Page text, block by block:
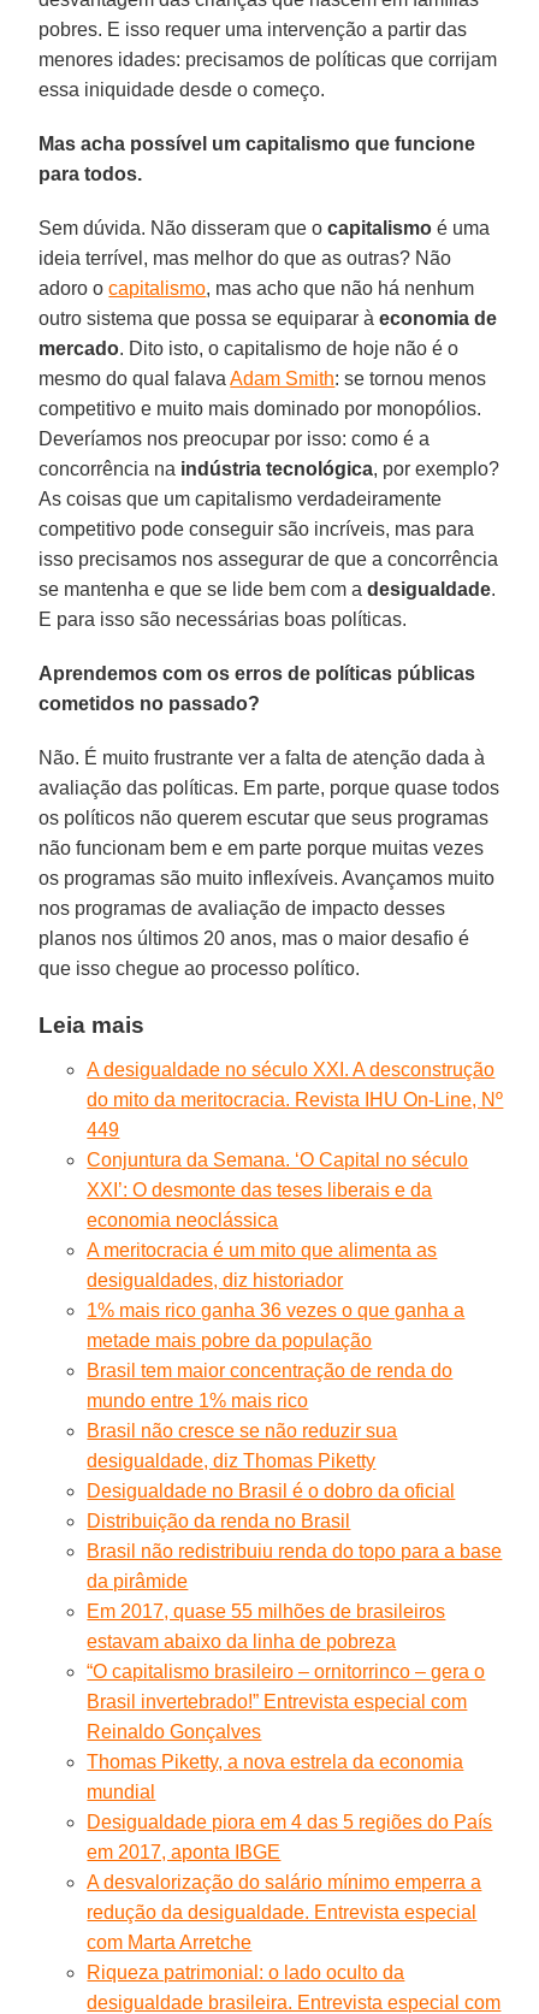
pobres. E isso requer uma intervenção a partir das
menores idades: precisamos de políticas que corrijam
essa iniquidade desde o começo.
Mas acha possível um capitalismo que funcione
para todos.
Sem dúvida. Não disseram que ocapitalismo é uma
ideia terrível, mas melhor do que as outras? Não
adoro ocapitalismo, mas acho que não há nenhum
outro sistema que possa se equiparar àeconomia de
mercado. Dito isto, o capitalismo de hoje não é o
mesmo do qual falavaAdam Smith: se tornou menos
competitivo e muito mais dominado por monopólios.
Deveríamos nos preocupar por isso: como é a
concorrência na indústria tecnológica, por exemplo?
As coisas que um capitalismo verdadeiramente
competitivo pode conseguir são incríveis, mas para
isso precisamos nos assegurar de que a concorrência
se mantenha e que se lide bem com adesigualdade.
E para isso são necessárias boas políticas.
Aprendemos com os erros de políticas públicas
cometidos no passado?
Não. É muito frustrante ver a falta de atenção dada à
avaliação das políticas. Em parte, porque quase todos
os políticos não querem escutar que seus programas
não funcionam bem e em parte porque muitas vezes
os programas são muito inflexíveis. Avançamos muito
nos programas de avaliação de impacto desses
planos nos últimos 20 anos, mas o maior desafio é
que isso chegue ao processo político.
Leia mais
A desigualdade no século XXI. A desconstrução
do mito da meritocracia. Revista IHU On-Line, Nº
449
Conjuntura da Semana. ‘O Capital no século
XXI’: O desmonte das teses liberais e da
economia neoclássica
A meritocracia é um mito que alimenta as
desigualdades, diz historiador
1% mais rico ganha 36 vezes o que ganha a
metade mais pobre da população
Brasil tem maior concentração de renda do
mundo entre 1% mais rico
Brasil não cresce se não reduzir sua
desigualdade, diz Thomas Piketty
Desigualdade no Brasil é o dobro da oficial
Distribuição da renda no Brasil
Brasil não redistribuiu renda do topo para a base
da pirâmide
Em 2017, quase 55 milhões de brasileiros
estavam abaixo da linha de pobreza
“O capitalismo brasileiro – ornitorrinco – gera o
Brasil invertebrado!” Entrevista especial com
Reinaldo Gonçalves
Thomas Piketty, a nova estrela da economia
mundial
Desigualdade piora em 4 das 5 regiões do País
em 2017, aponta IBGE
A desvalorização do salário mínimo emperra a
redução da desigualdade. Entrevista especial
com Marta Arretche
Riqueza patrimonial: o lado oculto da
desigualdade brasileira. Entrevista especial com